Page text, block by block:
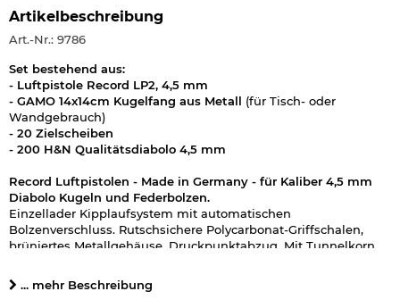
Artikelbeschreibung
Art.-Nr.: 9786
Set bestehend aus:
- Luftpistole Record LP2, 4,5 mm
- GAMO 14x14cm Kugelfang aus Metall (für Tisch- oder
Wandgebrauch)
- 20 Zielscheiben
- 200 H&N Qualitätsdiabolo 4,5 mm
Record Luftpistolen - Made in Germany - für Kaliber 4,5 mm
Diabolo Kugeln und Federbolzen.
Einzellader Kipplaufsystem mit automatischen
Bolzenverschluss. Rutschsichere Polycarbonat-Griffschalen,
brüniertes Metallgehäuse. Druckpunktabzug. Mit Tunnelkorn
unten, unsere Auswahl über passendes Zubehör zu diesem
Artikel.
... mehr Beschreibung